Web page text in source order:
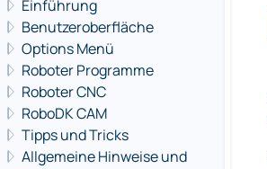
Einführung
Benutzeroberfläche
Options Menü
Roboter Programme
Roboter CNC
RoboDK CAM
Tipps und Tricks
Allgemeine Hinweise und